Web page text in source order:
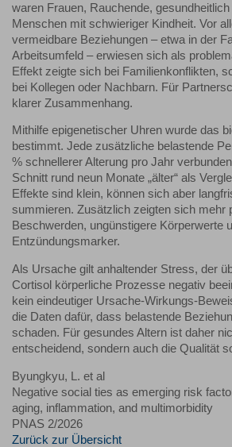
waren Frauen, Rauchende, gesundheitlich
Menschen mit schwieriger Kindheit. Vor
vermeidbare Beziehungen – etwa in der
Arbeitsumfeld – erwiesen sich als
Effekt zeigte sich bei Familienkonflikten,
bei Kollegen oder Nachbarn. Für
klarer Zusammenhang.
Mithilfe epigenetischer Uhren wurde das
bestimmt. Jede zusätzliche belastende
% schnellerer Alterung pro Jahr
Schnitt rund neun Monate „älter“ als
Effekte sind klein, können sich aber
summieren. Zusätzlich zeigten sich mehr
Beschwerden, ungünstigere Körperwerte
Entzündungsmarker.
Als Ursache gilt anhaltender Stress, der
Cortisol körperliche Prozesse negativ
kein eindeutiger Ursache-Wirkungs-
die Daten dafür, dass belastende
schaden. Für gesundes Altern ist daher
entscheidend, sondern auch die Qualität
Byungkyu, L. et al
Negative social ties as emerging risk
aging, inflammation, and multimorbidity
PNAS 2/2026
Zurück zur Übersicht